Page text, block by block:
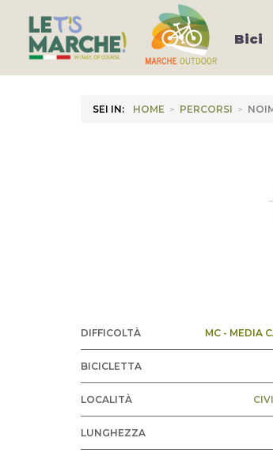
Bici
SEI IN: HOME > PERCORSI >
DIFFICOLTÀ MC - MEDIA
BICICLETTA
LOCALITÀ
LUNGHEZZA